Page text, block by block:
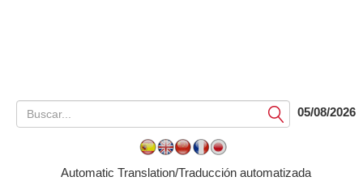
Submit05/08/2026
Automatic Translation/Traducción automatizada